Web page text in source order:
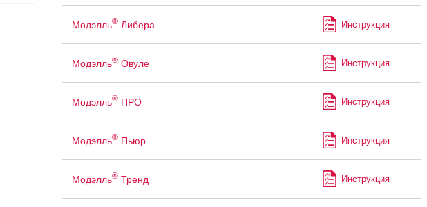
Модэлль®Либера Инструкция
Модэлль®Овуле Инструкция
Модэлль®ПРО Инструкция
Модэлль®Пьюр Инструкция
Модэлль®Тренд Инструкция